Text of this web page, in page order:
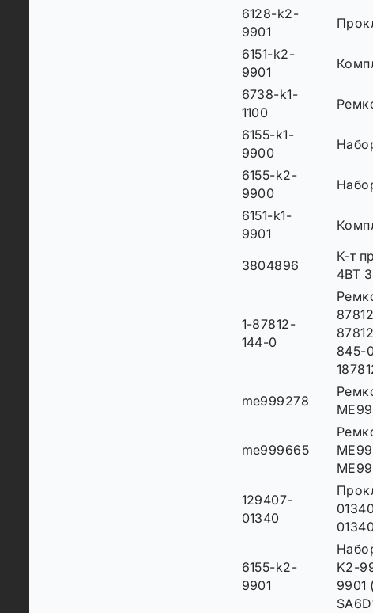
6128-k2-
9901
6151-k2-
9901
6738-k1-
1100
6155-k1-
9900
6155-k2-
9900
6151-k1-
9901
3804896
К-т
4BT
1-87812-
144-0
845-
me999278
me999665
129407-
01340
6155-k2-
9901
K2-
9901